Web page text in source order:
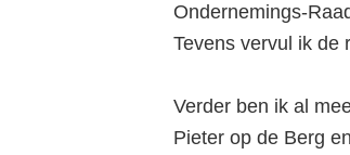
Ondernemings-
Tevens vervul ik de
Verder ben ik al
Pieter op de Berg